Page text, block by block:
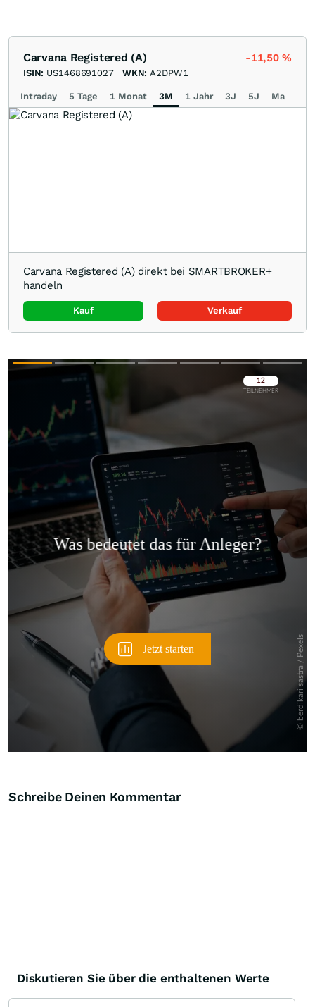
Carvana Registered (A) -11,50%
ISIN: US1468691027 WKN: A2DPW1
Intraday 5 Tage 1 Monat 3M 1 Jahr 3J 5J Max
Carvana Registered (A) direkt bei SMARTBROKER+
handeln
Kauf Verkauf
Überspringen
Schreibe Deinen Kommentar
Diskutieren Sie über die enthaltenen Werte